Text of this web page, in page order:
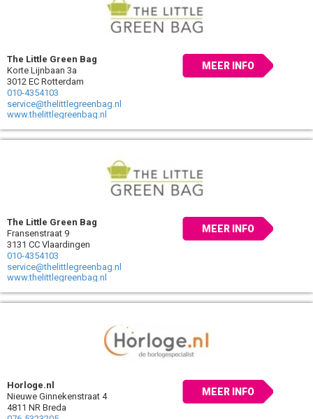
The Little Green Bag
Korte Lijnbaan 3a
3012 EC Rotterdam
010-4354103
service@thelittlegreenbag.nl
www.thelittlegreenbag.nl
MEER INFO
The Little Green Bag
Fransenstraat 9
3131 CC Vlaardingen
010-4354103
service@thelittlegreenbag.nl
www.thelittlegreenbag.nl
MEER INFO
Horloge.nl
Nieuwe Ginnekenstraat 4
4811 NR Breda
MEER INFO